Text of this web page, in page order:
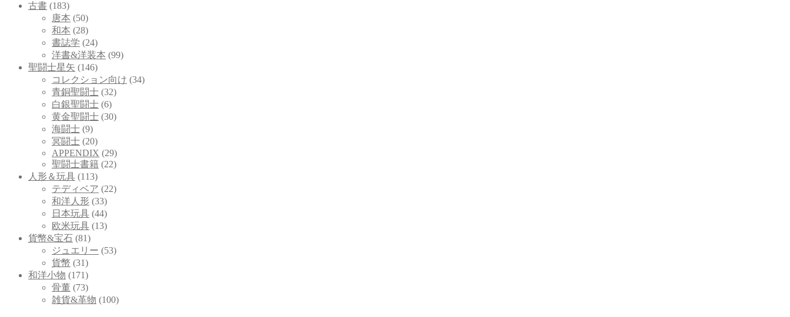
古書 (183)
唐本 (50)
和本 (28)
書誌学 (24)
洋書&洋装本 (99)
聖闘士星矢 (146)
コレクション向け (34)
青銅聖闘士 (32)
白銀聖闘士 (6)
黄金聖闘士 (30)
海闘士 (9)
冥闘士 (20)
APPENDIX (29)
聖闘士書籍 (22)
人形＆玩具 (113)
テディベア (22)
和洋人形 (33)
日本玩具 (44)
欧米玩具 (13)
貨幣&宝石 (81)
ジュエリー (53)
貨幣 (31)
和洋小物 (171)
骨董 (73)
雑貨&革物 (100)